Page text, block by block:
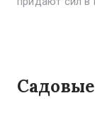
Садовые